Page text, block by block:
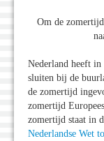
Om de
Nederland heeft
sluiten bij de
de zomertijd
zomertijd
zomertijd staat in
Nederlandse Wet